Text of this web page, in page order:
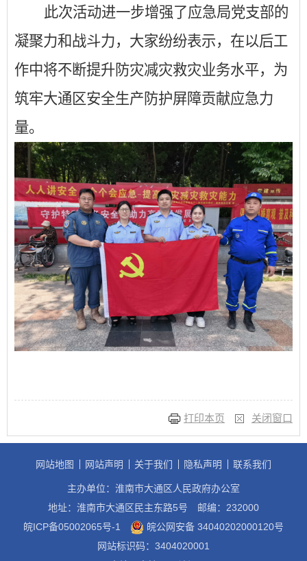
此次活动进一步增强了应急局党支部的
凝聚力和战斗力，大家纷纷表示，在以后工
作中将不断提升防灾减灾救灾业务水平，为
筑牢大通区安全生产防护屏障贡献应急力
量。
打印本页 关闭窗口
网站地图 网站声明 关于我们 隐私声明 联系我们
主办单位：淮南市大通区人民政府办公室
地址：淮南市大通区民主东路5号
邮编：232000
皖ICP备05002065号-1
皖公网安备 34040202000120号
网站标识码：3404020001